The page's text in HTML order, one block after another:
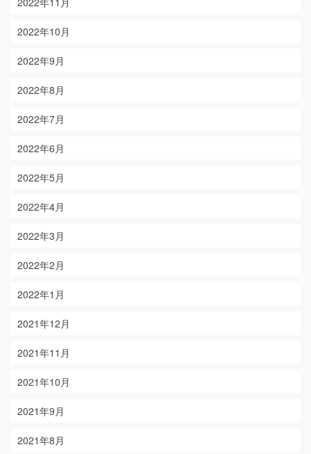
2022年10月
2022年9月
2022年8月
2022年7月
2022年6月
2022年5月
2022年4月
2022年3月
2022年2月
2022年1月
2021年12月
2021年11月
2021年10月
2021年9月
2021年8月